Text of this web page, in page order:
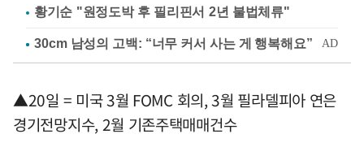
황기순 "원정도박 후 필리핀서 2년 불법체류"
▲20일 = 미국 3월 FOMC 회의, 3월 필라델피아 연은
경기전망지수, 2월 기존주택매매건수